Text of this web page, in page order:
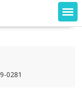
0281